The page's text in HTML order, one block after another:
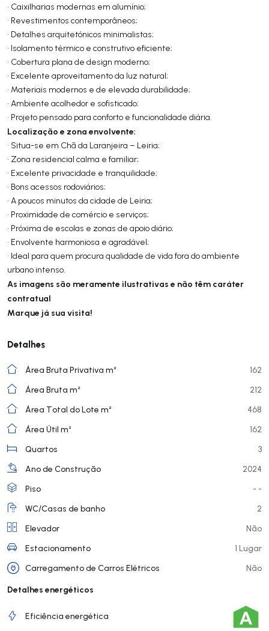
• Caixilharias modernas em alumínio;
• Revestimentos contemporâneos;
• Detalhes arquitetónicos minimalistas;
• Isolamento térmico e construtivo eficiente;
• Cobertura plana de design moderno;
• Excelente aproveitamento da luz natural;
• Materiais modernos e de elevada durabilidade;
• Ambiente acolhedor e sofisticado;
• Projeto pensado para conforto e funcionalidade diária.
Localização e zona envolvente:
• Situa-se em Chã da Laranjeira – Leiria;
• Zona residencial calma e familiar;
• Excelente privacidade e tranquilidade;
• Bons acessos rodoviários;
• A poucos minutos da cidade de Leiria;
• Proximidade de comércio e serviços;
• Próxima de escolas e zonas de apoio diário;
• Envolvente harmoniosa e agradável;
• Ideal para quem procura qualidade de vida fora do ambiente
urbano intenso.
As imagens são meramente ilustrativas e não têm caráter
contratual
Marque já sua visita!
Detalhes
Área Bruta Privativa m²
162
Área Bruta m²
212
Área Total do Lote m²
468
Área Útil m²
162
Quartos
3
Ano de Construção
2024
Piso
- -
WC/Casas de banho
2
Elevador
Não
Estacionamento
1 Lugar
Carregamento de Carros Elétricos
Não
Detalhes energéticos
Eficiência energética